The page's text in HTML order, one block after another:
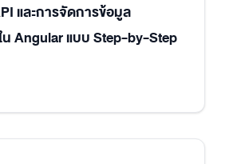
และการจัดการข้อมูล
น Angular แบบ Step-by-Step